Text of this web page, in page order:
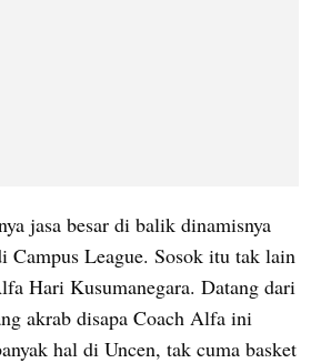
jasa besar di balik dinamisnya
Campus League. Sosok itu tak lain
Hari Kusumanegara. Datang dari
akrab disapa Coach Alfa ini
hal di Uncen, tak cuma basket